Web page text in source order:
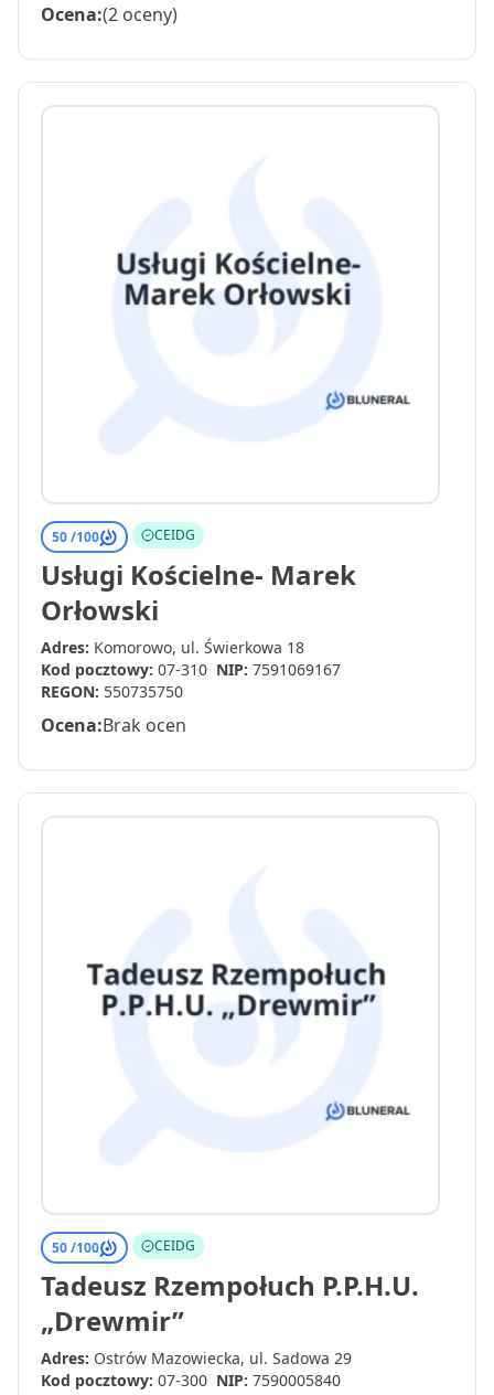
Ocena:(2 oceny)
50 /100 CEIDG
Usługi Kościelne- Marek
Orłowski
Adres: Komorowo, ul. Świerkowa 18
Kod pocztowy: 07-310 NIP: 7591069167
REGON: 550735750
Ocena:Brak ocen
50 /100 CEIDG
Tadeusz Rzempołuch P.P.H.U.
„Drewmir”
Adres: Ostrów Mazowiecka, ul. Sadowa 29
Kod pocztowy: 07-300 NIP: 7590005840